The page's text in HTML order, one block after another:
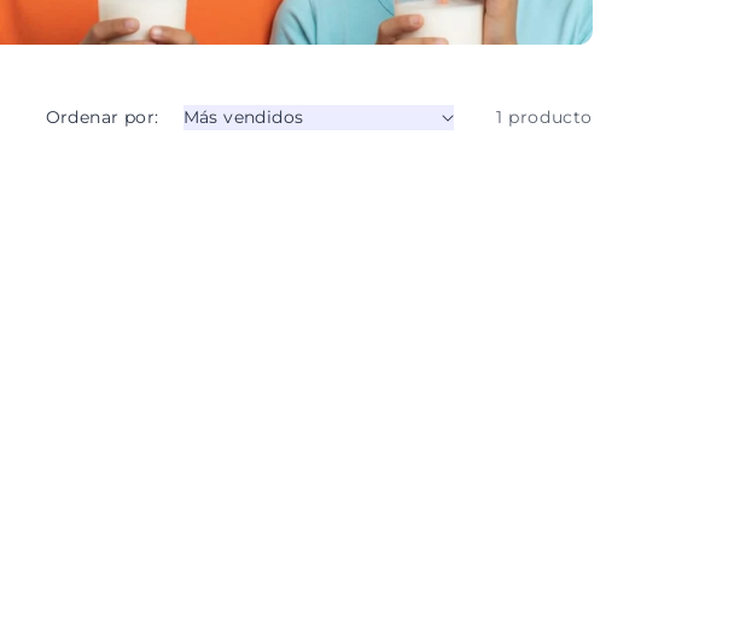
Ordenar por: 1 producto